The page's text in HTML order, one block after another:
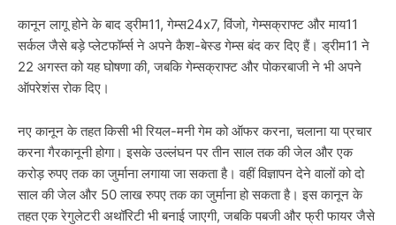
कानून लागू होने के बाद ड्रीम11, गेम्स24x7, विंजो, गेम्सक्राफ्ट और माय11
सर्कल जैसे बड़े प्लेटफॉर्म्स ने अपने कैश-बेस्ड गेम्स बंद कर दिए हैं। ड्रीम11 ने
22 अगस्त को यह घोषणा की, जबकि गेम्सक्राफ्ट और पोकरबाजी ने भी अपने
ऑपरेशंस रोक दिए।
नए कानून के तहत किसी भी रियल-मनी गेम को ऑफर करना, चलाना या प्रचार
करना गैरकानूनी होगा। इसके उल्लंघन पर तीन साल तक की जेल और एक
करोड़ रुपए तक का जुर्माना लगाया जा सकता है। वहीं विज्ञापन देने वालों को दो
साल की जेल और 50 लाख रुपए तक का जुर्माना हो सकता है। इस कानून के
तहत एक रेगुलेटरी अथॉरिटी भी बनाई जाएगी, जबकि पबजी और फ्री फायर जैसे